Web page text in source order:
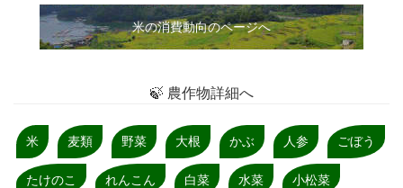
米の消費動向のページへ
🍃 農作物詳細へ
米 麦類 野菜 大根 かぶ 人参 ごぼう
たけのこ れんこん 白菜 水菜 小松菜